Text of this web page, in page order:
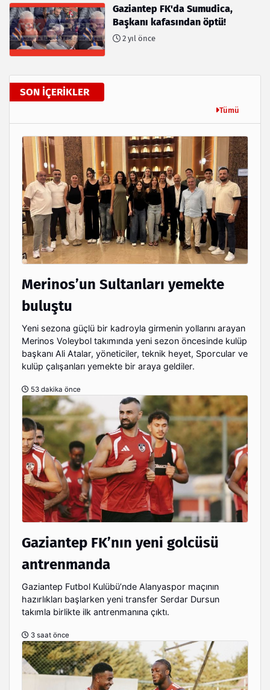
Gaziantep FK'da Sumudica,
Başkanı kafasından öptü!
2 yıl önce
SON İÇERIKLER
Tümü
Merinos’un Sultanları yemekte
buluştu
Yeni sezona güçlü bir kadroyla girmenin yollarını arayan
Merinos Voleybol takımında yeni sezon öncesinde kulüp
başkanı Ali Atalar, yöneticiler, teknik heyet, Sporcular ve
kulüp çalışanları yemekte bir araya geldiler.
53 dakika önce
Gaziantep FK’nın yeni golcüsü
antrenmanda
Gaziantep Futbol Kulübü’nde Alanyaspor maçının
hazırlıkları başlarken yeni transfer Serdar Dursun
takımla birlikte ilk antrenmanına çıktı.
3 saat önce